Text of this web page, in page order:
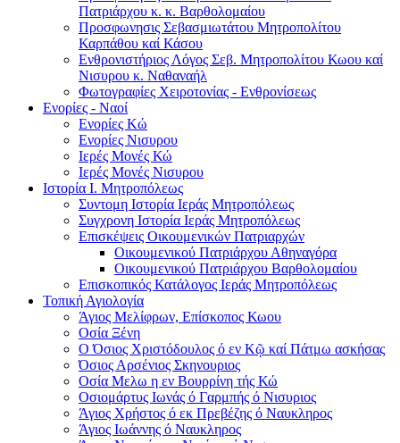
Πατριάρχου κ. κ. Βαρθολομαίου
Προσφωνησις Σεβασμιωτάτου Μητροπολίτου
Καρπάθου καί Κάσου
Ενθρονιστήριος Λόγος Σεβ. Μητροπολίτου Κωου καί
Νισυρου κ. Ναθαναήλ
Φωτογραφίες Χειροτονίας - Ενθρονίσεως
Ενορίες - Ναοί
Ενορίες Kώ
Ενορίες Νισυρου
Ιερές Μονές Κώ
Ιερές Μονές Νισυρου
Ιστορία Ι. Μητροπόλεως
Συντομη Ιστορία Ιεράς Μητροπόλεως
Συγχρονη Ιστορία Ιεράς Μητροπόλεως
Επισκέψεις Οικουμενικών Πατριαρχών
Οικουμενικού Πατριάρχου Αθηναγόρα
Οικουμενικού Πατριάρχου Βαρθολομαίου
Επισκοπικός Κατάλογος Ιεράς Μητροπόλεως
Τοπική Αγιολογία
Άγιος Μελίφρων, Επίσκοπος Κωου
Οσία Ξένη
Ο Όσιος Χριστόδουλος ό εν Κῷ καί Πάτμω ασκήσας
Όσιος Αρσένιος Σκηνουριος
Οσία Μελω η εν Βουρρίνη τής Κώ
Οσιομάρτυς Ιωνάς ό Γαρμπής ό Νισυριος
Άγιος Χρήστος ό εκ Πρεβέζης ό Ναυκληρος
Άγιος Ιωάννης ό Ναυκληρος